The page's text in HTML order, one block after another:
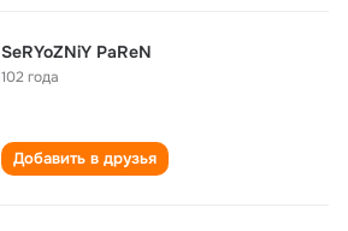
SeRYoZNiY PaReN
102 года
Добавить в друзья